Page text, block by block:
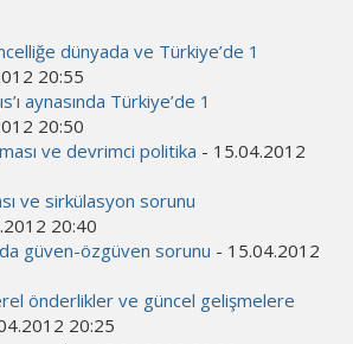
dünyada ve Türkiye’de 1
20:55
aynasında Türkiye’de 1
20:50
ve devrimci politika - 15.04.2012
ve sirkülasyon sorunu
20:40
güven-özgüven sorunu - 15.04.2012
önderlikler ve güncel gelişmelere
20:25